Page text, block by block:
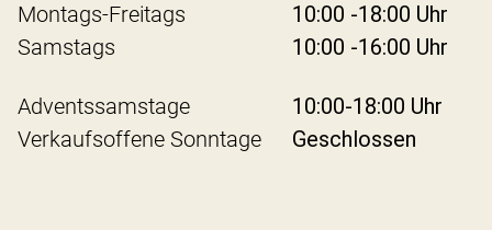
Montags-Freitags
10:00 -18:00 Uhr
Samstags
10:00 -16:00 Uhr
Adventssamstage
10:00-18:00 Uhr
Verkaufsoffene Sonntage
Geschlossen